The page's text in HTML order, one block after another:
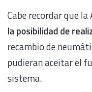
Cabe recordar que la
la posibilidad de
recambio de
pudieran aceitar el
sistema.